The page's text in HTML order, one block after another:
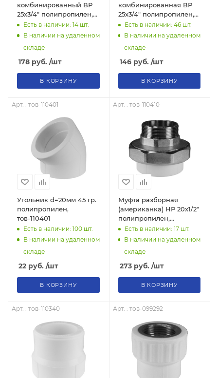
комбинированный ВР
25х3/4" полипропилен,
тов-110430
Есть в наличии: 14 шт.
В наличии на удаленном
складе
178 руб. /шт
В КОРЗИНУ
комбинированная ВР
25х3/4" полипропилен,
тов-099293
Есть в наличии: 46шт.
В наличии на удаленном
складе
146руб. /шт
В КОРЗИНУ
Арт. : тов-110401
Угольник d=20мм 45 гр.
полипропилен,
тов-110401
Есть в наличии: 100 шт.
В наличии на удаленном
складе
22 руб. /шт
В КОРЗИНУ
Арт. : тов-110410
Муфта разборная
(американка) НР 20х1/2"
полипропилен,
тов-110410
Есть в наличии: 17шт.
В наличии на удаленном
складе
273руб. /шт
В КОРЗИНУ
Арт. : тов-110340 Арт. : тов-099292